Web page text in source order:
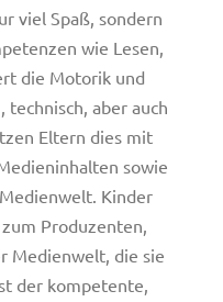
viel Spaß, sondern
wie Lesen,
die Motorik und
aber auch
Eltern dies mit
sowie
Kinder
Produzenten,
Medienwelt, die sie
der kompetente,